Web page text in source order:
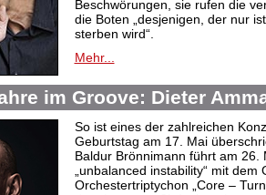
Beschwörungen, sie rufen die
die Boten „desjenigen, der nur
sterben wird“.
Mehr...
im Groove: Dieter
So ist eines der zahlreichen
Geburtstag am 17. Mai
Baldur Brönnimann führt am 26.
„unbalanced instability“ mit
Orchestertriptychon „Core –